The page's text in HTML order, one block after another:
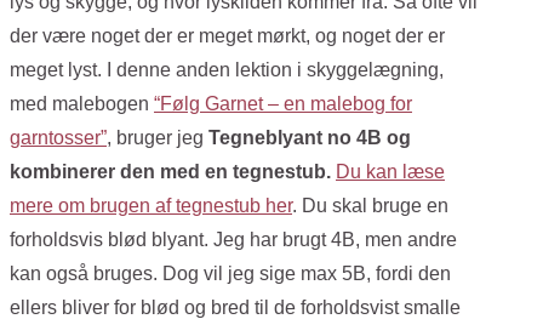
der være noget der er meget mørkt, og noget der er
meget lyst.
I denne anden lektion i skyggelægning,
med malebogen “Følg Garnet – en malebog for
garntosser”, bruger jeg Tegneblyant no 4B og
kombinerer den med en tegnestub. Du kan læse
mere om brugen af tegnestub her. Du skal bruge en
forholdsvis blød blyant. Jeg har brugt 4B, men andre
kan også bruges. Dog vil jeg sige max 5B, fordi den
ellers bliver for blød og bred til de forholdsvist smalle